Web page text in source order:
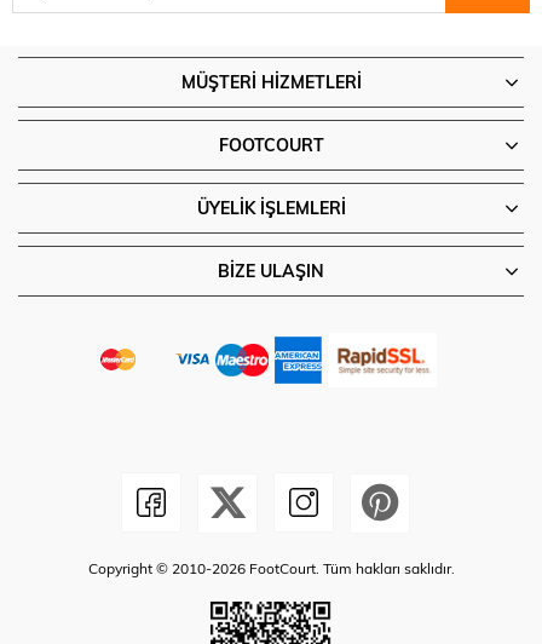
MÜŞTERI HIZMETLERI
FOOTCOURT
ÜYELIK İŞLEMLERI
BIZE ULAŞIN
Copyright © 2010-2026 FootCourt. Tüm hakları saklıdır.